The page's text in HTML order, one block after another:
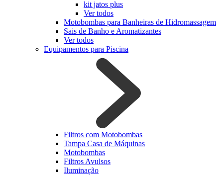
kit jatos plus
Ver todos
Motobombas para Banheiras de Hidromassagem
Sais de Banho e Aromatizantes
Ver todos
Equipamentos para Piscina
Filtros com Motobombas
Tampa Casa de Máquinas
Motobombas
Filtros Avulsos
Iluminação